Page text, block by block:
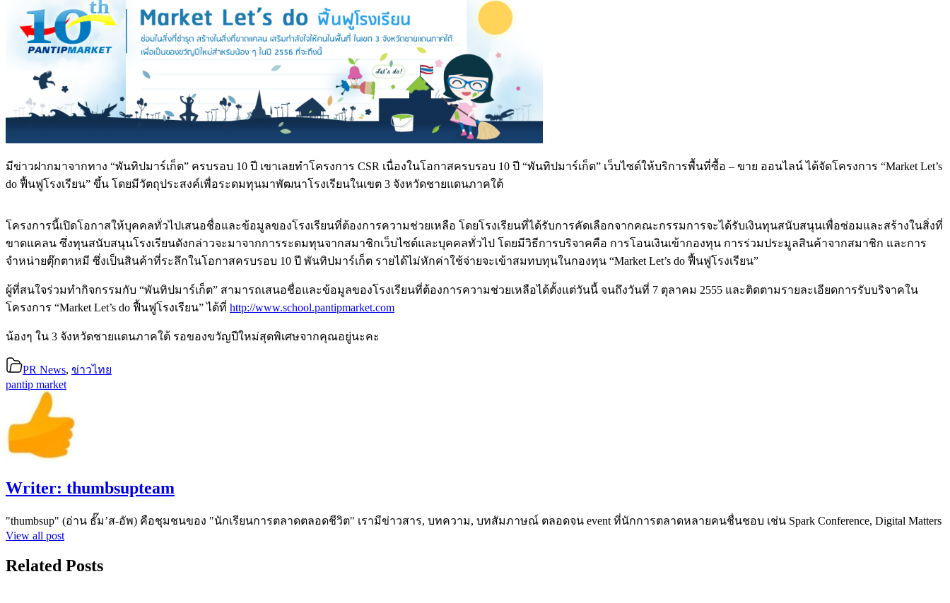
มีข่าวฝากมาจากทาง “พันทิปมาร์เก็ต” ครบรอบ 10 ปี เขาเลยทำโครงการ CSR เนื่องในโอกาสครบรอบ 10 ปี “พันทิปมาร์เก็ต” เว็บไซต์ให้บริการพื้นที่ซื้อ – ขาย ออนไลน์ ได้จัดโครงการ “Market Let’s
do ฟื้นฟูโรงเรียน” ขึ้น โดยมีวัตถุประสงค์เพื่อระดมทุนมาพัฒนาโรงเรียนในเขต 3 จังหวัดชายแดนภาคใต้
โครงการนี้เปิดโอกาสให้บุคคลทั่วไปเสนอชื่อและข้อมูลของโรงเรียนที่ต้องการความช่วยเหลือ โดยโรงเรียนที่ได้รับการคัดเลือกจากคณะกรรมการจะได้รับเงินทุนสนับสนุนเพื่อซ่อมและสร้างในสิ่งที่
ขาดแคลน ซึ่งทุนสนับสนุนโรงเรียนดังกล่าวจะมาจากการระดมทุนจากสมาชิกเว็บไซต์และบุคคลทั่วไป โดยมีวิธีการบริจาคคือ การโอนเงินเข้ากองทุน การร่วมประมูลสินค้าจากสมาชิก และการ
จำหน่ายตุ๊กตาหมี ซึ่งเป็นสินค้าที่ระลึกในโอกาสครบรอบ 10 ปี พันทิปมาร์เก็ต รายได้ไม่หักค่าใช้จ่ายจะเข้าสมทบทุนในกองทุน “Market Let’s do ฟื้นฟูโรงเรียน”
ผู้ที่สนใจร่วมทำกิจกรรมกับ “พันทิปมาร์เก็ต” สามารถเสนอชื่อและข้อมูลของโรงเรียนที่ต้องการความช่วยเหลือได้ตั้งแต่วันนี้ จนถึงวันที่ 7 ตุลาคม 2555 และติดตามรายละเอียดการรับบริจาคใน
โครงการ “Market Let’s do ฟื้นฟูโรงเรียน” ได้ที่ http://www.school.pantipmarket.com
น้องๆ ใน 3 จังหวัดชายแดนภาคใต้ รอของขวัญปีใหม่สุดพิเศษจากคุณอยู่นะคะ
PR News, ข่าวไทย
pantip market
Writer: thumbsupteam
"thumbsup" (อ่าน ธั๊ม’ส-อัพ) คือชุมชนของ "นักเรียนการตลาดตลอดชีวิต" เรามีข่าวสาร, บทความ, บทสัมภาษณ์ ตลอดจน event ที่นักการตลาดหลายคนชื่นชอบ เช่น Spark Conference, Digital Matters
View all post
Related Posts